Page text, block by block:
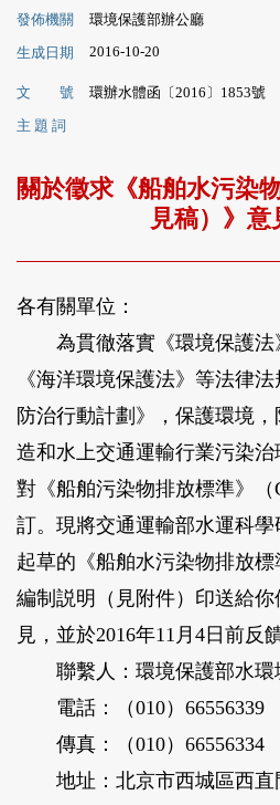
發佈機關
環境保護部辦公廳
生成日期
2016-10-20
文 號
環辦水體函〔2016〕1853號
主 題 詞
關於徵求《船舶水污染
見稿）》意
各有關單位：
為貫徹落實《環境保護法
《海洋環境保護法》等法律
防治行動計劃》，保護環境
造和水上交通運輸行業污染
對《船舶污染物排放標準》（
訂。現將交通運輸部水運科
起草的《船舶水污染物排放
編制説明（見附件）印送給
見，並於2016年11月4日前反
聯繫人：環境保護部水環
電話：（010）66556339
傳真：（010）66556334
地址：北京市西城區西直